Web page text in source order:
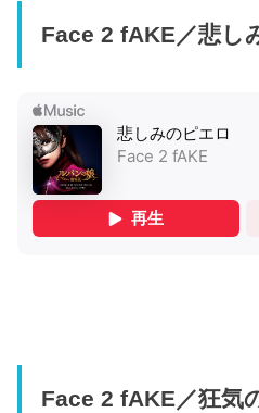
Face 2 fAKE／悲し
Face 2 fAKE／狂気